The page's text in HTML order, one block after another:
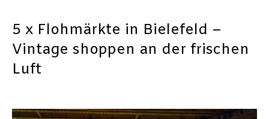
5 x Flohmärkte in Bielefeld –
Vintage shoppen an der frischen
Luft